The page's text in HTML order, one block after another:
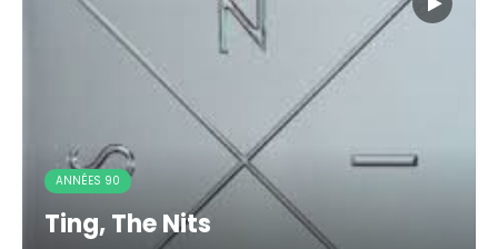
ANNÉES 90
Ting, The Nits